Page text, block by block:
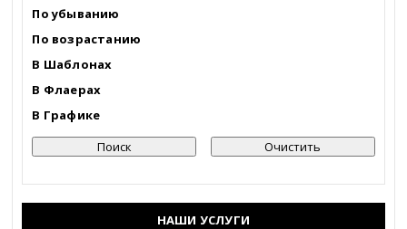
По убыванию
По возрастанию
В Шаблонах
В Флаерах
В Графике
НАШИ УСЛУГИ